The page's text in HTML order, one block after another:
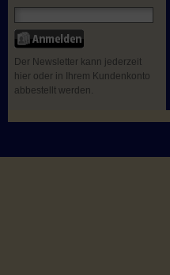
Der Newsletter kann jederzeit
hier oder in Ihrem Kundenkonto
abbestellt werden.